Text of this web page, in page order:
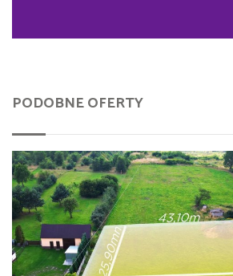
PODOBNE OFERTY